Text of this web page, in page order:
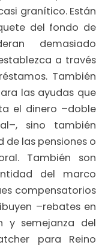
granítico. Están
del fondo de
demasiado
a través
También
las ayudas que
el dinero –doble
sino también
las pensiones o
También son
del marco
compensatorios
–rebates en
y semejanza del
para Reino